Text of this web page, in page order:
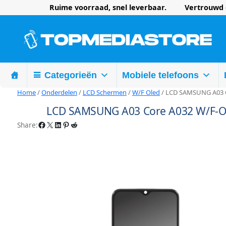
Ruime voorraad, snel leverbaar.
Categorieën Mobiele telefoons
Home/Onderdelen / LCD Schermen /W/F Oled / LCD SAMSUNG
LCD SAMSUNG A03 Core A032 W/F-
Share:Facebook X LinkedIn Pinterest Reddit